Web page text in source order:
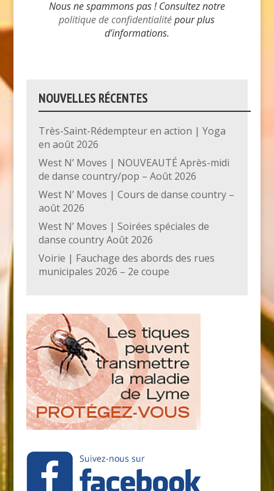
Nous ne spammons pas ! Consultez notre
politique de confidentialitépour plus
d’informations.
NOUVELLES RÉCENTES
Très-Saint-Rédempteur en action | Yoga
en août 2026
West N’ Moves | NOUVEAUTÉ Après-midi
de danse country/pop – Août 2026
West N’ Moves | Cours de danse country –
août 2026
West N’ Moves | Soirées spéciales de
danse country Août 2026
Voirie | Fauchage des abords des rues
municipales 2026 – 2e coupe